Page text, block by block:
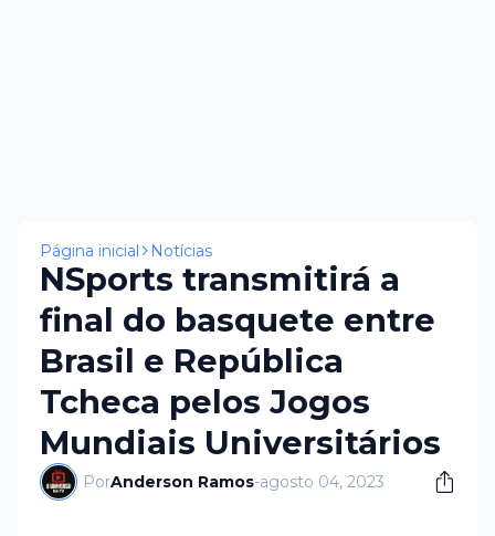
Página inicial Notícias
NSports transmitirá a
final do basquete entre
Brasil e República
Tcheca pelos Jogos
Mundiais Universitários
PorAnderson Ramos-agosto 04, 2023